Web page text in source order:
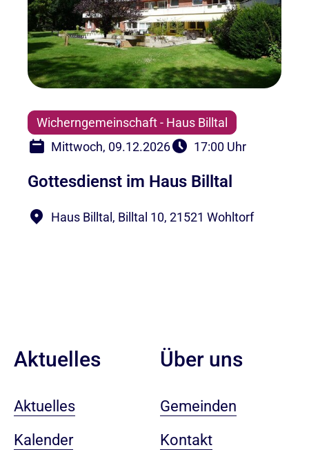
Wicherngemeinschaft - Haus Billtal
Mittwoch, 09.12.2026
17:00 Uhr
Gottesdienst im Haus Billtal
Haus Billtal, Billtal 10, 21521 Wohltorf
Aktuelles
Aktuelles
Kalender
Über uns
Gemeinden
Kontakt